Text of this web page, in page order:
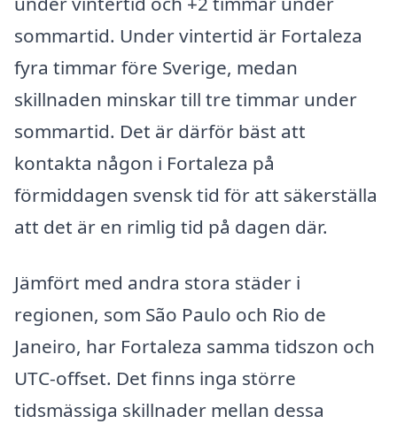
sommartid. Under vintertid är Fortaleza
fyra timmar före Sverige, medan
skillnaden minskar till tre timmar under
sommartid. Det är därför bäst att
kontakta någon i Fortaleza på
förmiddagen svensk tid för att säkerställa
att det är en rimlig tid på dagen där.
Jämfört med andra stora städer i
regionen, som São Paulo och Rio de
Janeiro, har Fortaleza samma tidszon och
UTC-offset. Det finns inga större
tidsmässiga skillnader mellan dessa